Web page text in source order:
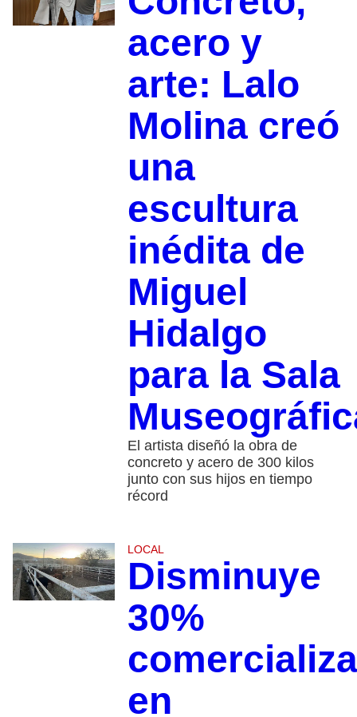
acero y
arte: Lalo
Molina creó
una
escultura
inédita de
Miguel
Hidalgo
para la Sala
El artista diseñó la obra de
concreto y acero de 300 kilos
junto con sus hijos en tiempo
récord
LOCAL
Disminuye
30%
en